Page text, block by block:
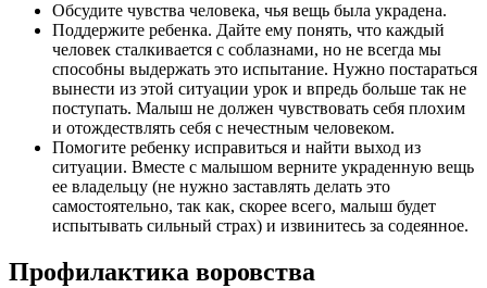
Обсудите чувства человека, чья вещь была украдена.
Поддержите ребенка. Дайте ему понять, что каждый
человек сталкивается с соблазнами, но не всегда мы
способны выдержать это испытание. Нужно постараться
вынести из этой ситуации урок и впредь больше так не
поступать. Малыш не должен чувствовать себя плохим
и отождествлять себя с нечестным человеком.
Помогите ребенку исправиться и найти выход из
ситуации. Вместе с малышом верните украденную вещь
ее владельцу (не нужно заставлять делать это
самостоятельно, так как, скорее всего, малыш будет
испытывать сильный страх) и извинитесь за содеянное.
Профилактика воровства